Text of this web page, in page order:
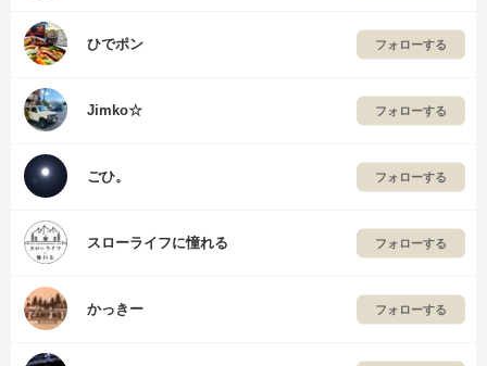
ひでポン フォローする
Jimko☆ フォローする
ごひ。 フォローする
スローライフに憧れる フォローする
かっきー フォローする